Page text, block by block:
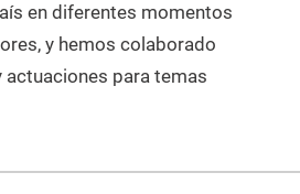
en diferentes momentos
y hemos colaborado
actuaciones para temas